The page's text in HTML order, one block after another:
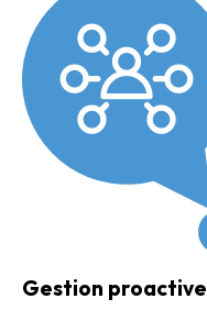
Gestion proactive